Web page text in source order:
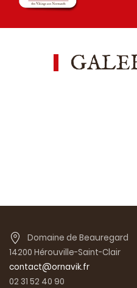
Domaine de Beauregard
14200 Hérouville-Saint-Clair
contact@ornavik.fr
02 31 52 40 90